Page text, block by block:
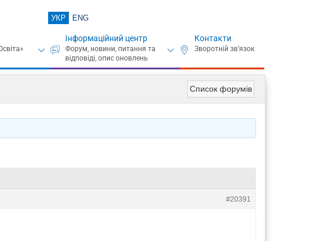
УКР ENG
Інформаційний центр Контакти
Список форумів
#20391